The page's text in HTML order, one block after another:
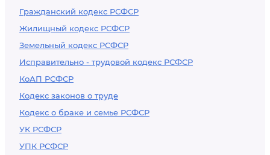
Гражданский кодекс РСФСР
Жилищный кодекс РСФСР
Земельный кодекс РСФСР
Исправительно - трудовой кодекс РСФСР
КоАП РСФСР
Кодекс законов о труде
Кодекс о браке и семье РСФСР
УК РСФСР
УПК РСФСР